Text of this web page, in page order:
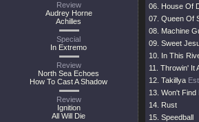
Review
Audrey Horne
Achilles
Special
In Extremo
Review
North Sea Echoes
How To Cast A Shadow
Review
Ignition
All Will Die
06. House Of
07. Queen Of
08. Machine
09. Sweet
10. In This
11. Throwin' It
12. Takillya
13. Won't Find
14. Rust
15. Speedball